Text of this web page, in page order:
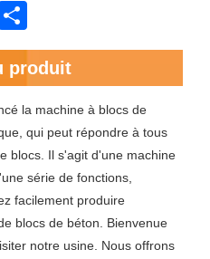
produit
la machine à blocs de
qui peut répondre à tous
blocs. Il s'agit d'une machine
série de fonctions,
facilement produire
blocs de béton. Bienvenue
notre usine. Nous offrons